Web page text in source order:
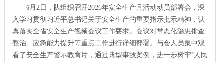
6月2日，队组织召开2026年安全生产月活动动员部署会，深
入学习贯彻习近平总书记关于安全生产的重要指示批示精神，认
真落实全省安全生产视频会议工作要求。会议对常态化隐患排查
整治、应急能力提升等重点工作进行详细部署。与会人员集中观
看了安全生产警示教育片，通过典型事故案例，进一步树牢“人民